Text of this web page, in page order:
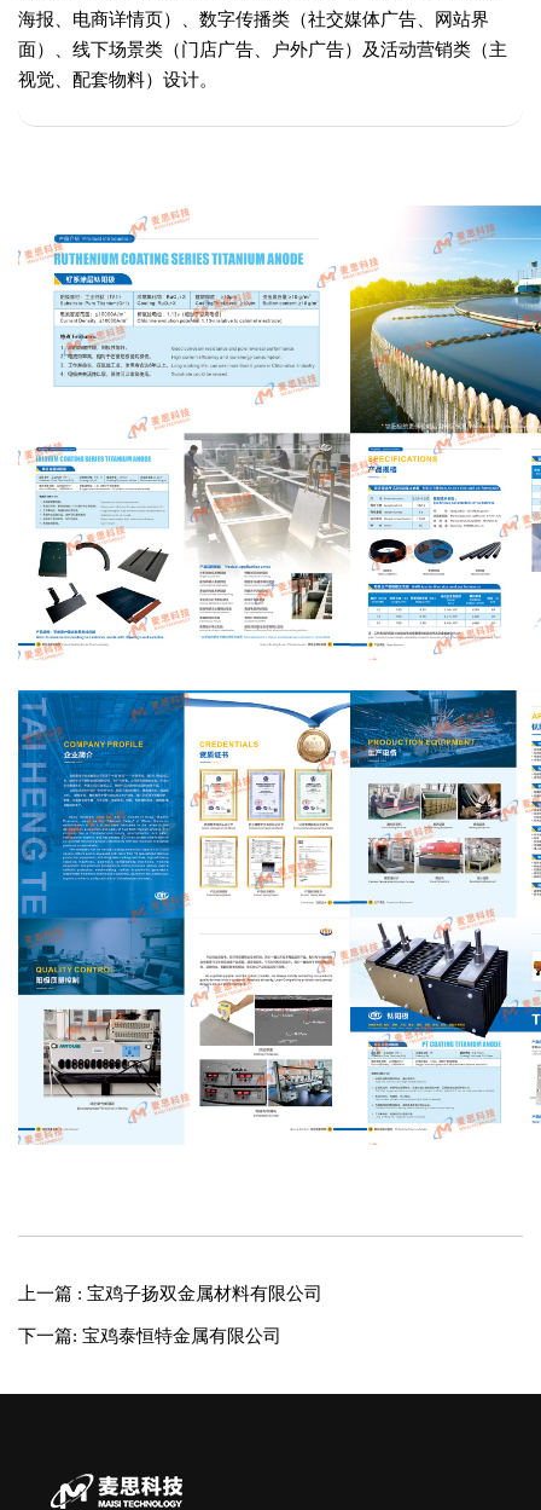
海报、电商详情页）、数字传播类（社交媒体广告、网站界
面）、线下场景类（门店广告、户外广告）及活动营销类（主
视觉、配套物料）设计。
上一篇 : 宝鸡子扬双金属材料有限公司
下一篇: 宝鸡泰恒特金属有限公司